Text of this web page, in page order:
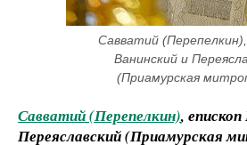
​Савватий
Ванинский и
(Приамурская
Савватий (Перепелкин),
Переяславский (Приамурская